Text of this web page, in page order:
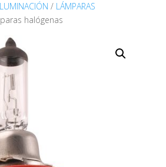
/ LÁMPARAS
halógenas